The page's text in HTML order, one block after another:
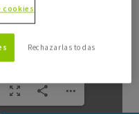
cookies
Rechazarlas todas